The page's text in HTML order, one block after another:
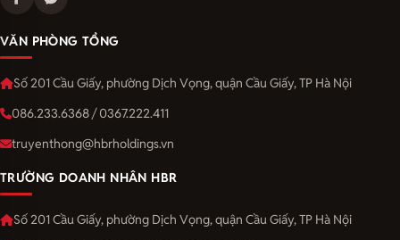
VĂN PHÒNG TỔNG
Số 201 Cầu Giấy, phường Dịch Vọng, quận Cầu Giấy, TP Hà Nội
086.233.6368 / 0367.222.411
truyenthong@hbrholdings.vn
TRƯỜNG DOANH NHÂN HBR
Số 201 Cầu Giấy, phường Dịch Vọng, quận Cầu Giấy, TP Hà Nội